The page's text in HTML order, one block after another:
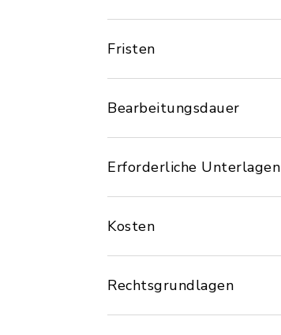
Fristen
Bearbeitungsdauer
Erforderliche Unterlagen
Kosten
Rechtsgrundlagen